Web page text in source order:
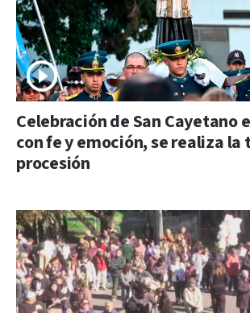
Celebración de San Cayetano
con fe y emoción, se realiza
procesión